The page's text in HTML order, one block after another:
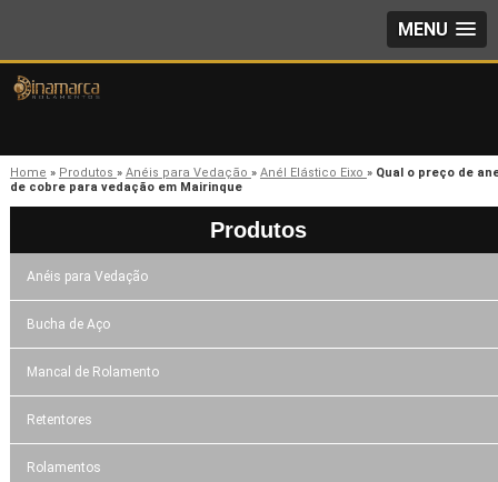
MENU
Home » Produtos » Anéis para Vedação » Anél Elástico Eixo » Qual o preço de
de cobre para vedação em Mairinque
Produtos
Anéis para Vedação
Bucha de Aço
Mancal de Rolamento
Retentores
Rolamentos